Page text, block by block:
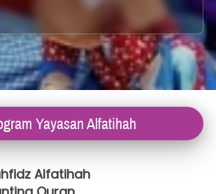
Yayasan Alfatihah
Alfatihah